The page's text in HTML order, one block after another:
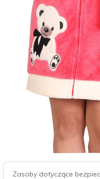
Zasoby dotyczące